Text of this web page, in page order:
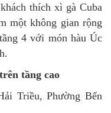
thích xì gà Cuba
một không gian rộng
4 với món hàu Úc
tầng cao
Triều, Phường Bến